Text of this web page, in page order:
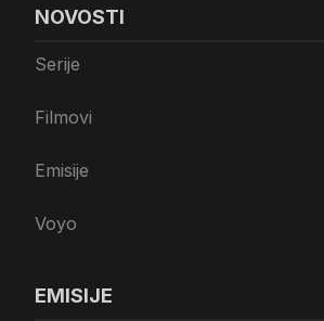
NOVOSTI
Serije
Filmovi
Emisije
Voyo
EMISIJE